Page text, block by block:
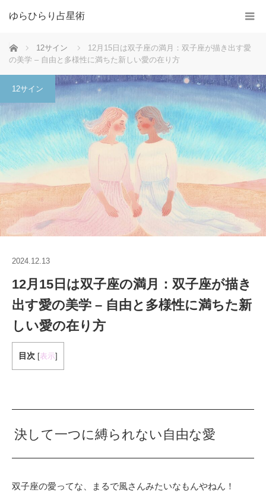
ゆらひらり占星術
ホーム 12サイン
12月15日は双子座の満月：双子座が描き出す愛
の美学 – 自由と多様性に満ちた新しい愛の在り方
12サイン
2024.12.13
12月15日は双子座の満月：双子座が描き
出す愛の美学 – 自由と多様性に満ちた新
しい愛の在り方
目次 [表示]
決して一つに縛られない自由な愛
双子座の愛ってな、まるで風さんみたいなもんやねん！